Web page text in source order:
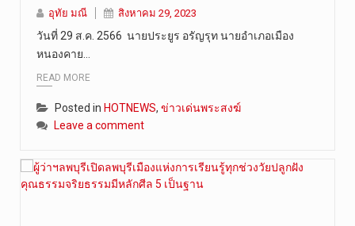
อุทัย มณี สิงหาคม 29, 2023
วันที่ 29 ส.ค. 2566 นายประยูร อรัญรุท นายอำเภอเมือง
หนองคาย…
READ MORE
Posted in HOTNEWS, ข่าวเด่นพระสงฆ์
Leave a comment